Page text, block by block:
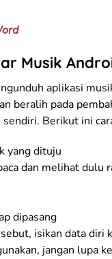
Musik
aplikasi
beralih pada
Berikut ini
yang dituju
dan melihat dulu
dipasang
isikan data diri
jangan lupa